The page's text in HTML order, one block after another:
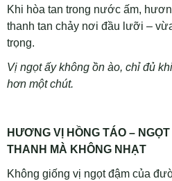
Khi hòa tan trong nước ấm,
thanh tan chảy nơi đầu lưỡi –
trọng.
Vị ngọt ấy không ồn ào, chỉ đủ
hơn một chút.
HƯƠNG VỊ HỒNG TÁO –
THANH MÀ KHÔNG NHẠT
Không giống vị ngọt đậm của